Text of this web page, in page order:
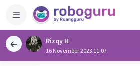
Rizqy H
16 November 2023 11:07